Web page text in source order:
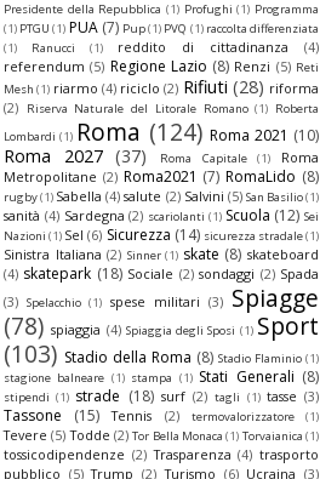
Presidente della Repubblica (1) Profughi (1) Programma
(1) PTGU (1) PUA (7) Pup(1) PVQ (1) raccolta differenziata
(1)
Ranucci (1) reddito di cittadinanza
(4)
referendum (5) Regione Lazio (8) Renzi (5) Reti
Mesh (1) riarmo (4) riciclo (2) Rifiuti (28) riforma
(2)
Riserva Naturale del Litorale Romano (1) Roberta
Lombardi (1) Roma (124) Roma 2021 (10)
Roma 2027 (37) Roma Capitale (1)
Roma
Metropolitane (2) Roma2021 (7) RomaLido (8)
rugby(1) Sabella (4) salute (2) Salvini (5) San Basilio(1)
sanità (4) Sardegna (2) scariolanti (1) Scuola (12) Sei
Nazioni (1) Sel (6) Sicurezza (14) sicurezza stradale(1)
Sinistra Italiana (2) Sinner (1) skate (8) skateboard
(4) skatepark (18) Sociale (2) sondaggi (2) Spada
(3) Spelacchio (1) spese militari (3) Spiagge
(78) spiaggia (4) Spiaggia degli Sposi (1) Sport
(103) Stadio della Roma (8) Stadio Flaminio (1)
stagione balneare (1) stampa (1) Stati Generali (8)
stipendi (1) strade (18) surf (2) tagli (1) tasse (3)
Tassone (15) Tennis (2) termovalorizzatore (1)
Tevere (5) Todde (2) Tor Bella Monaca (1) Torvaianica (1)
tossicodipendenze (2) Trasparenza (4) trasporto
pubblico (5) Trump (2) Turismo (6) Ucraina (3)